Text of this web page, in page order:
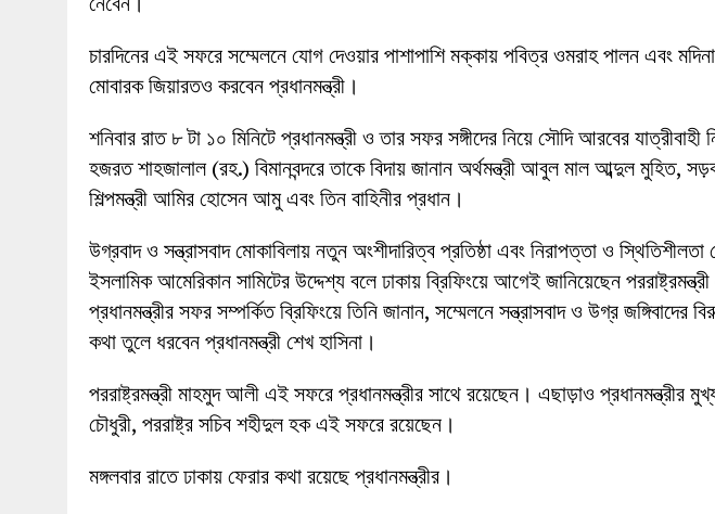
চারদিনের এই সফরে সম্মেলনে যোগ দেওয়ার পাশাপাশি মক্কায় পবিত্র ওমরাহ পালন এবং
মোবারক জিয়ারতও করবেন প্রধানমন্ত্রী।
শনিবার রাত ৮ টা ১০ মিনিটে প্রধানমন্ত্রী ও তার সফর সঙ্গীদের নিয়ে সৌদি আরবের যাত্রীবাহী
হজরত শাহজালাল (রহ.) বিমানবন্দরে তাকে বিদায় জানান অর্থমন্ত্রী আবুল মাল আব্দুল মুহিত,
শিল্পমন্ত্রী আমির হোসেন আমু এবং তিন বাহিনীর প্রধান।
উগ্রবাদ ও সন্ত্রাসবাদ মোকাবিলায় নতুন অংশীদারিত্ব প্রতিষ্ঠা এবং নিরাপত্তা ও
ইসলামিক আমেরিকান সামিটের উদ্দেশ্য বলে ঢাকায় ব্রিফিংয়ে আগেই জানিয়েছেন
প্রধানমন্ত্রীর সফর সম্পর্কিত ব্রিফিংয়ে তিনি জানান, সম্মেলনে সন্ত্রাসবাদ ও উগ্র জঙ্গিবাদের
কথা তুলে ধরবেন প্রধানমন্ত্রী শেখ হাসিনা।
পররাষ্ট্রমন্ত্রী মাহমুদ আলী এই সফরে প্রধানমন্ত্রীর সাথে রয়েছেন। এছাড়াও প্রধানমন্ত্রীর
চৌধুরী, পররাষ্ট্র সচিব শহীদুল হক এই সফরে রয়েছেন।
মঙ্গলবার রাতে ঢাকায় ফেরার কথা রয়েছে প্রধানমন্ত্রীর।